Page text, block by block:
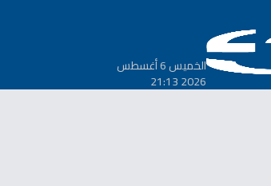
الخميس 6 أغسطس
2026 21:13